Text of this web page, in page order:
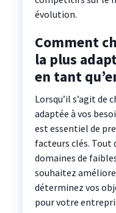
évolution.
Comment
la plus
en tant
Lorsqu’il s’agit
adaptée à vos
est essentiel de
facteurs clés. Tout
domaines de
souhaitez
déterminez vos
pour votre